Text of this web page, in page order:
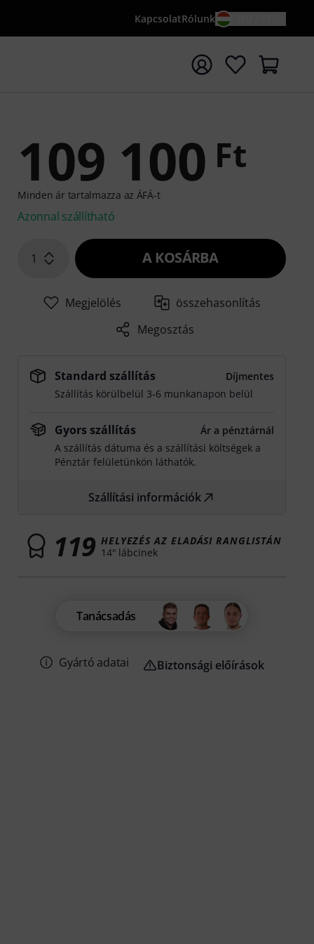
KapcsolatRólunk
indítása {searchTerm} keresőszóval
109 100 Ft
Minden ár tartalmazza az ÁFÁ-t
Azonnal szállítható
1 A KOSÁRBA
Megjelölés
összehasonlítás
Megosztás
Standard szállítás
Díjmentes
Szállítás körülbelül 3-6 munkanapon belül
Gyors szállítás
Ár a pénztárnál
A szállítás dátuma és a szállítási költségek a
Pénztár felületünkön láthatók.
Szállítási információk
119 HELYEZÉS AZ ELADÁSI RANGLISTÁN
14" lábcinek
Tanácsadás
Gyártó adatai Biztonsági előírások